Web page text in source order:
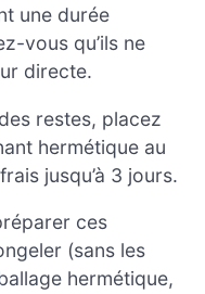
une durée
vous qu’ils ne
directe.
restes, placez
hermétique au
jusqu’à 3 jours.
ces
(sans les
hermétique,